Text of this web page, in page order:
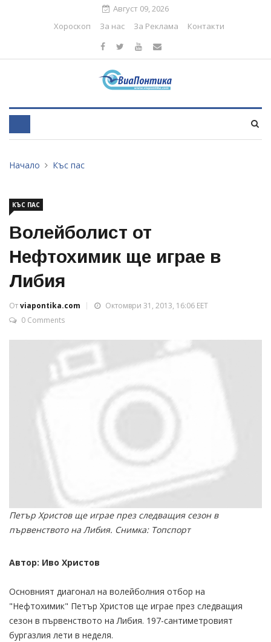
Август 09, 2026
Хороскоп
За нас За Реклама Контакти
Начало Къс пас
КЪС ПАС
Волейболист от
Нефтохимик ще играе в
Либия
Отviapontika.com
Октомври 31, 2013, 16:06 EET
0 Comments
Петър Христов ще играе през следващия сезон в
първенството на Либия. Снимка: Топспорт
Автор: Иво Христов
Основният диагонал на волейболния отбор на
"Нефтохимик" Петър Христов ще играе през следващия
сезон в първенството на Либия. 197-сантиметровият
бургазлия лети в неделя.